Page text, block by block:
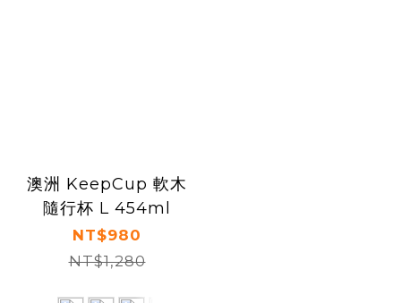
澳洲 KeepCup 軟木
隨行杯 L 454ml
NT$980
NT$1,280